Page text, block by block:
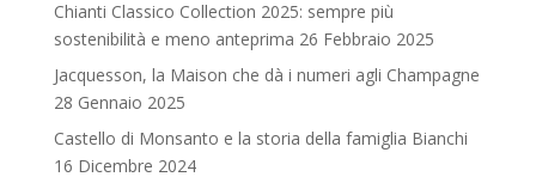
Chianti Classico Collection 2025: sempre più
sostenibilità e meno anteprima 26 Febbraio 2025
Jacquesson, la Maison che dà i numeri agli Champagne
28 Gennaio 2025
Castello di Monsanto e la storia della famiglia Bianchi
16 Dicembre 2024